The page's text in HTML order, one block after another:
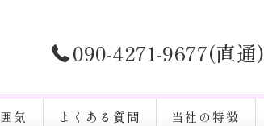
090-4271-9677(直通)
気 よくある質問 当社の特徴